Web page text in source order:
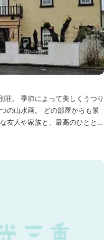
荘。 季節によって美しくうつり
の山水画。 どの部屋からも景
友人や家族と、最高のひととき